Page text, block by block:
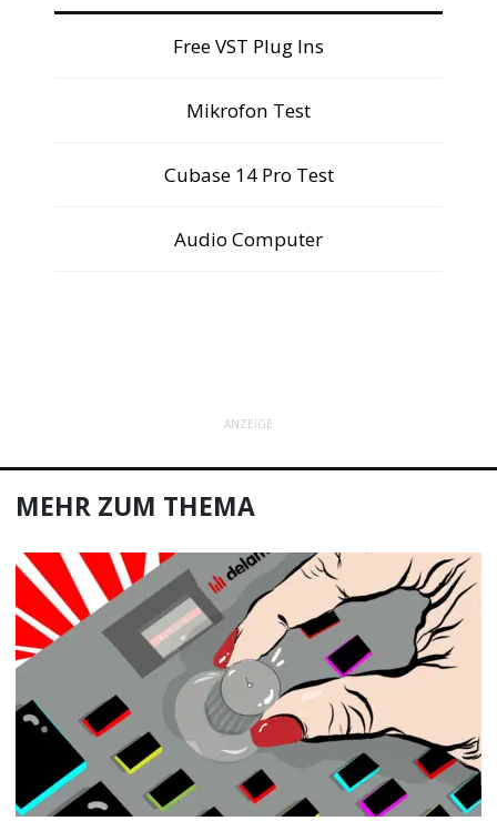
Free VST Plug Ins
Mikrofon Test
Cubase 14 Pro Test
Audio Computer
ANZEIGE
MEHR ZUM THEMA